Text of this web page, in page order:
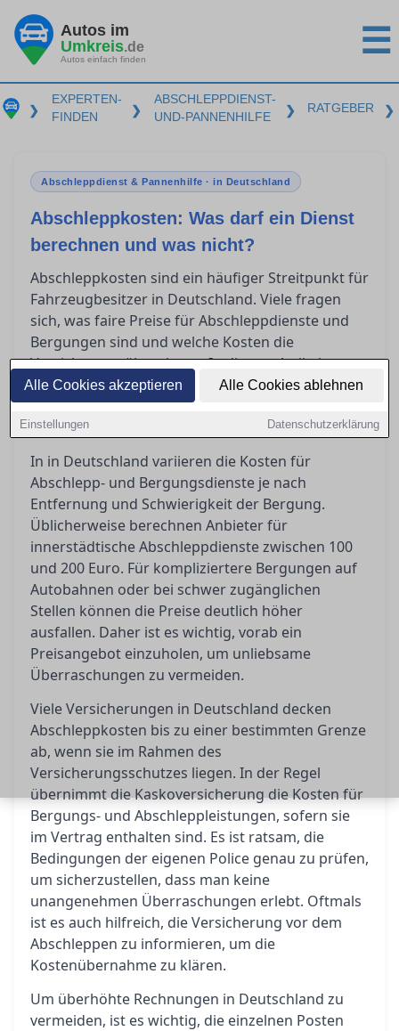
Alle Cookies akzeptieren Alle Cookies ablehnen
Einstellungen Datenschutzerklärung
Autos im
Umkreis.de
Autos einfach finden ☰
❯
EXPERTEN-
FINDEN
❯
ABSCHLEPPDIENST-
UND-PANNENHILFE
❯ RATGEBER ❯
Abschleppdienst & Pannenhilfe · in Deutschland
Abschleppkosten: Was darf ein Dienst
berechnen und was nicht?
Abschleppkosten sind ein häufiger Streitpunkt für
Fahrzeugbesitzer in Deutschland. Viele fragen
sich, was faire Preise für Abschleppdienste und
Bergungen sind und welche Kosten die
Versicherung übernimmt. In diesem Artikel
erfahren Sie, wie Sie überhöhte Rechnungen
erkennen und welche Schritte Sie unternehmen
können, um sich dagegen zu wehren.
In in Deutschland variieren die Kosten für
Abschlepp- und Bergungsdienste je nach
Entfernung und Schwierigkeit der Bergung.
Üblicherweise berechnen Anbieter für
innerstädtische Abschleppdienste zwischen 100
und 200 Euro. Für kompliziertere Bergungen auf
Autobahnen oder bei schwer zugänglichen
Stellen können die Preise deutlich höher
ausfallen. Daher ist es wichtig, vorab ein
Preisangebot einzuholen, um unliebsame
Überraschungen zu vermeiden.
Viele Versicherungen in Deutschland decken
Abschleppkosten bis zu einer bestimmten Grenze
ab, wenn sie im Rahmen des
Versicherungsschutzes liegen. In der Regel
übernimmt die Kaskoversicherung die Kosten für
Bergungs- und Abschleppleistungen, sofern sie
im Vertrag enthalten sind. Es ist ratsam, die
Bedingungen der eigenen Police genau zu prüfen,
um sicherzustellen, dass man keine
unangenehmen Überraschungen erlebt. Oftmals
ist es auch hilfreich, die Versicherung vor dem
Abschleppen zu informieren, um die
Kostenübernahme zu klären.
Um überhöhte Rechnungen in Deutschland zu
vermeiden, ist es wichtig, die einzelnen Posten